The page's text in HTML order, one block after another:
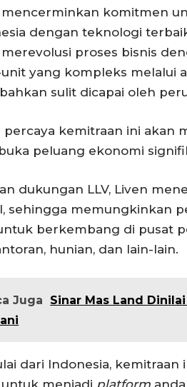
mencerminkan komitmen
dengan teknologi
merevolusi proses bisnis
yang kompleks melalui
sulit dicapai oleh
percaya kemitraan ini akan
peluang ekonomi
dukungan LLV, Liven
sehingga memungkinkan
berkembang di pusat
hunian, dan lain-lain.
Juga
Sinar Mas Land
dari Indonesia,